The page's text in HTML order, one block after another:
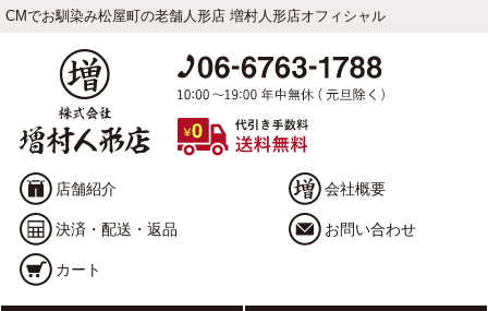
CMでお馴染み松屋町の老舗人形店 増村人形店オフィシャル
店舗紹介 会社概要
決済・配送・返品 お問い合わせ
カート